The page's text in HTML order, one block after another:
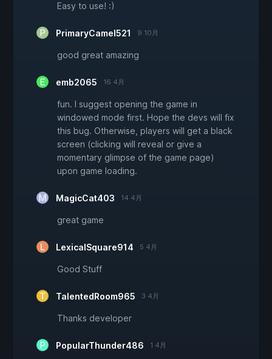
Easy to use! :)
PrimaryCamel521 9 10月
good great amazing
emb2065 16 4月
fun. I suggest opening the game in
windowed mode first. Hope the devs will fix
this bug. Otherwise, players will get a black
screen (clicking will reveal or give a
momentary glimpse of the game page)
upon game loading.
MagicCat403 14 4月
great game
LexicalSquare914 5 4月
Good Stuff
TalentedRoom965 3 4月
Thanks developer
PopularThunder486 1 4月